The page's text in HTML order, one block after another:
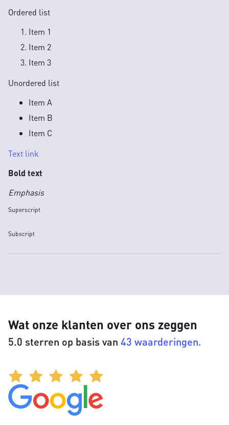
Ordered list
Item 1
Item 2
Item 3
Unordered list
Item A
Item B
Item C
Text link
Bold text
Emphasis
Superscript
Subscript
Wat onze klanten over ons zeggen
5.0 sterren op basis van 43 waarderingen.